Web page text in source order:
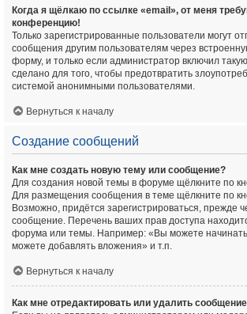
Когда я щёлкаю по ссылке «email», от меня
конференцию!
Только зарегистрированные пользователи могут
сообщения другим пользователям через
форму, и только если администратор включил
сделано для того, чтобы предотвратить
системой анонимными пользователями.
Вернуться к началу
Создание сообщений
Как мне создать новую тему или сообщение?
Для создания новой темы в форуме щёлкните по
Для размещения сообщения в теме щёлкните по
Возможно, придётся зарегистрироваться, прежде
сообщение. Перечень ваших прав доступа
форума или темы. Например: «Вы можете
можете добавлять вложения» и т.п.
Вернуться к началу
Как мне отредактировать или удалить